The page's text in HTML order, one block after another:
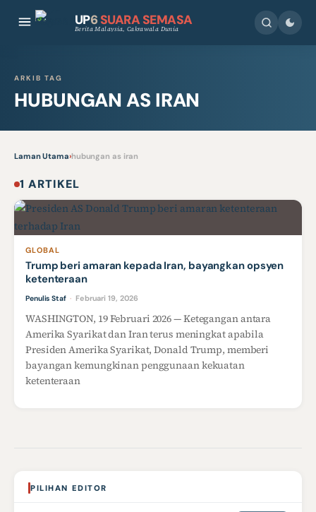
UP6 SUARA SEMASA
Berita Malaysia, Cakrawala Dunia
ARKIB TAG
HUBUNGAN AS IRAN
Laman Utama›hubungan as iran
1 ARTIKEL
GLOBAL
Trump beri amaran kepada Iran, bayangkan opsyen
ketenteraan
Penulis Staf · Februari 19, 2026
WASHINGTON, 19 Februari 2026 — Ketegangan antara
Amerika Syarikat dan Iran terus meningkat apabila
Presiden Amerika Syarikat, Donald Trump, memberi
bayangan kemungkinan penggunaan kekuatan
ketenteraan
PILIHAN EDITOR